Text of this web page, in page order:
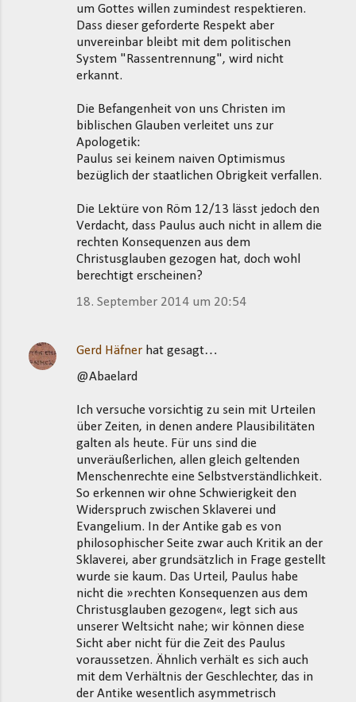
um Gottes willen zumindest respektieren.
Dass dieser geforderte Respekt aber
unvereinbar bleibt mit dem politischen
System "Rassentrennung", wird nicht
erkannt.
Die Befangenheit von uns Christen im
biblischen Glauben verleitet uns zur
Apologetik:
Paulus sei keinem naiven Optimismus
bezüglich der staatlichen Obrigkeit verfallen.
Die Lektüre von Röm 12/13 lässt jedoch den
Verdacht, dass Paulus auch nicht in allem die
rechten Konsequenzen aus dem
Christusglauben gezogen hat, doch wohl
berechtigt erscheinen?
18. September 2014 um 20:54
Gerd Häfner hat gesagt…
@Abaelard
Ich versuche vorsichtig zu sein mit Urteilen
über Zeiten, in denen andere Plausibilitäten
galten als heute. Für uns sind die
unveräußerlichen, allen gleich geltenden
Menschenrechte eine Selbstverständlichkeit.
So erkennen wir ohne Schwierigkeit den
Widerspruch zwischen Sklaverei und
Evangelium. In der Antike gab es von
philosophischer Seite zwar auch Kritik an der
Sklaverei, aber grundsätzlich in Frage gestellt
wurde sie kaum. Das Urteil, Paulus habe
nicht die »rechten Konsequenzen aus dem
Christusglauben gezogen«, legt sich aus
unserer Weltsicht nahe; wir können diese
Sicht aber nicht für die Zeit des Paulus
voraussetzen. Ähnlich verhält es sich auch
mit dem Verhältnis der Geschlechter, das in
der Antike wesentlich asymmetrisch